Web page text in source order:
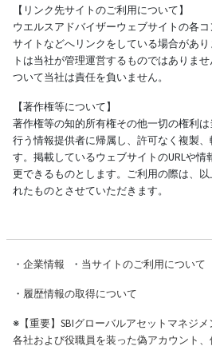
【リンク先サイトのご利用について】
ウエルスアドバイザーウェブサイトの各
サイトなどへリンクをしている場合があ
トは当社が管理運営するものではありま
ついて当社は責任を負いません。
【著作権等について】
著作権等の知的所有権その他一切の権利
行う情報提供者に帰属し、許可なく複製
す。掲載しているウェブサイトのURLや
更できるものとします。ご利用の際は、
れたものとさせていただきます。
・ 企業情報 ・ 当サイトのご利用について
・ 履歴情報の取得について
※【重要】SBIグローバルアセットマネジ
各社および役職員を装った偽アカウント